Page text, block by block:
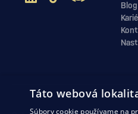
Blog
Táto webová
Súbory cookie používame na